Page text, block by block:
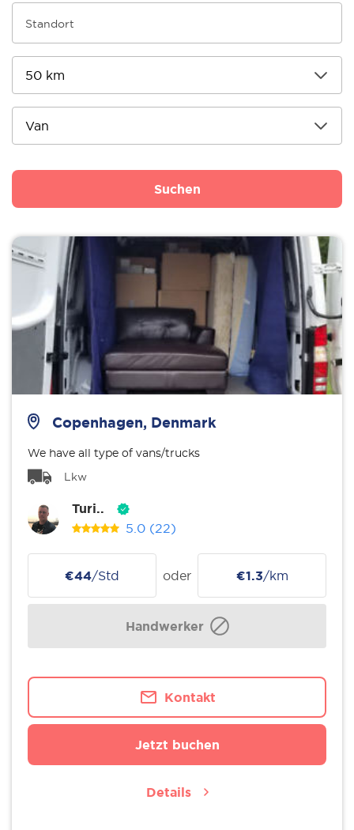
Suchen
Copenhagen, Denmark
We have all type of vans/trucks
Lkw
Turi..
5.0 (22)
€44/Std oder €1.3/km
Handwerker
Kontakt
Jetzt buchen
Details